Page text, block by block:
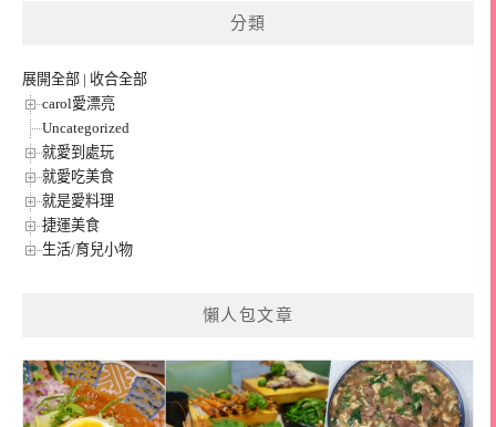
分類
展開全部 | 收合全部
carol愛漂亮
Uncategorized
就愛到處玩
就愛吃美食
就是愛料理
捷運美食
生活/育兒小物
懶人包文章